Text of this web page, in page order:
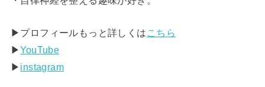
▶︎プロフィールもっと詳しくは こちら
▶︎YouTube
▶︎ instagram